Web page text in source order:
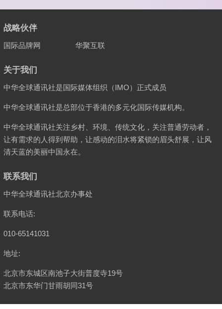
战略伙伴
国际品牌网 华聚互联
关于我们
中华全球通讯社是国际媒体组织（IMO）正式成员
中华全球通讯社是总部位于香港的多元化国际传媒机构。
中华全球通讯社关注乡村、环境、传统文化，关注普通劳动者，
让有需求的人得到帮助，让感动的泪水将紧锁的眉头舒展，让风
清天蓝的美丽中国永在。
联系我们
中华全球通讯社北京办事处
联系电话:
010-65141031
地址:
北京市东城区南池子大街普度寺19号
北京市东华门甘雨胡同31号